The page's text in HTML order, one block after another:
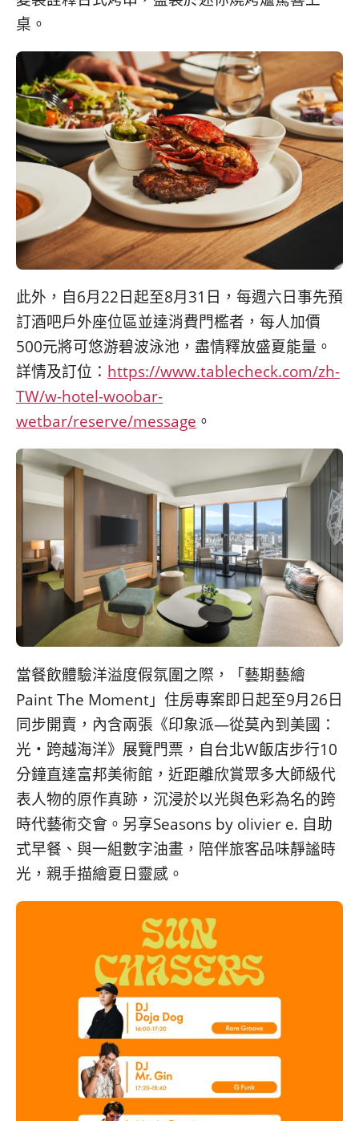
桌。
此外，自6月22日起至8月31日，每週六日事先預
訂酒吧戶外座位區並達消費門檻者，每人加價
500元將可悠游碧波泳池，盡情釋放盛夏能量。
詳情及訂位： https://www.tablecheck.com/zh-
TW/w-hotel-woobar-
wetbar/reserve/message 。
當餐飲體驗洋溢度假氛圍之際，「藝期藝繪
Paint The Moment」住房專案即日起至9月26日
同步開賣，內含兩張《印象派—從莫內到美國：
光・跨越海洋》展覽門票，自台北W飯店步行10
分鐘直達富邦美術館，近距離欣賞眾多大師級代
表人物的原作真跡，沉浸於以光與色彩為名的跨
時代藝術交會。另享Seasons by olivier e. 自助
式早餐、與一組數字油畫，陪伴旅客品味靜謐時
光，親手描繪夏日靈感。